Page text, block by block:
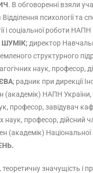
. В обговоренні взяли
психології та
і соціальної роботи НАПН
ШУМІК; директор
наук, професор,
; радник при дирекції
(академік) НАПН
професор, завідувач
наук, професор, дійсний
Національної
значущість